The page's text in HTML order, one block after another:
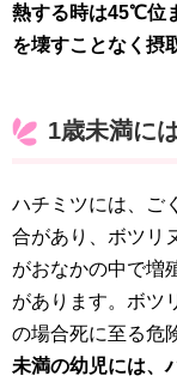
熱する時は45℃位
を壊すことなく摂
1歳未満に
ハチミツには、ご
合があり、ボツリ
がおなかの中で増
があります。ボツ
の場合死に至る危
未満の幼児には、